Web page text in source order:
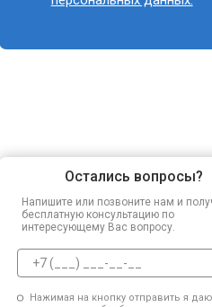
Остались вопросы?
Напишите или позвоните нам и
бесплатную консультацию по
интересующему Вас вопросу.
Нажимая на кнопку отправить я